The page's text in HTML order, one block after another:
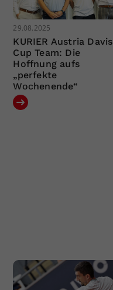
29.08.2025
KURIER Austria Davis
Cup Team: Die
Hoffnung aufs
„perfekte
Wochenende“